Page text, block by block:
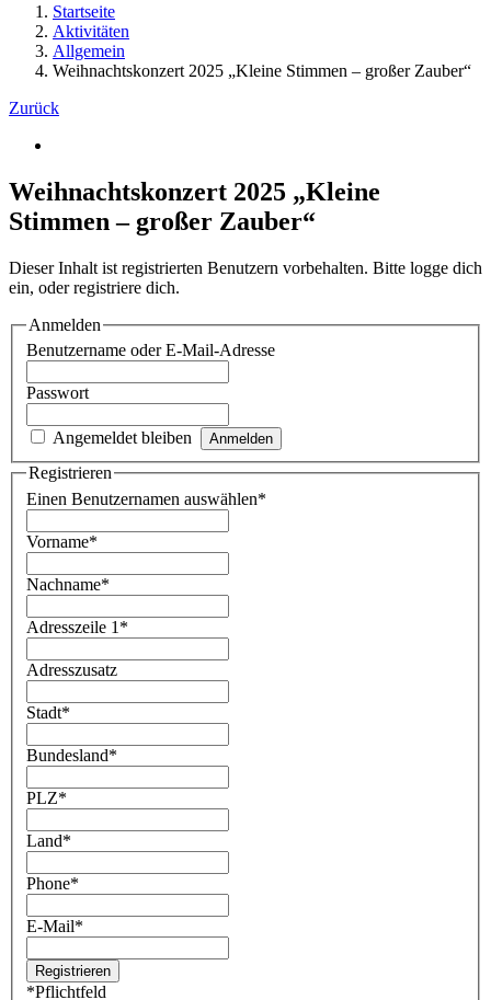
Startseite
Aktivitäten
Allgemein
Weihnachtskonzert 2025 „Kleine Stimmen – großer Zauber“
Zurück
Bild
Weihnachtskonzert 2025 „Kleine
Stimmen – großer Zauber“
Dieser Inhalt ist registrierten Benutzern vorbehalten. Bitte logge dich
ein, oder registriere dich.
Anmelden
Benutzername oder E-Mail-Adresse
Passwort
Angemeldet bleiben
Registrieren
Einen Benutzernamen auswählen*
Vorname*
Nachname*
Adresszeile 1 *
Adresszusatz
Stadt*
Bundesland*
PLZ*
Land*
Phone*
E-Mail*
*Pflichtfeld